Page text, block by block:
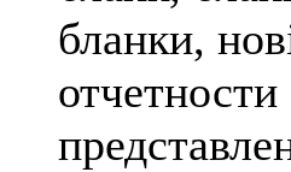
бланки,
отчетности